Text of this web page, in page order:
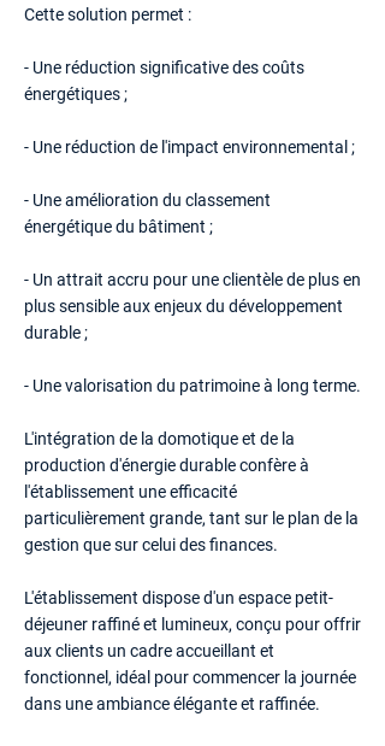
Cette solution permet :
- Une réduction significative des coûts
énergétiques ;
- Une réduction de l'impact environnemental ;
- Une amélioration du classement
énergétique du bâtiment ;
- Un attrait accru pour une clientèle de plus en
plus sensible aux enjeux du développement
durable ;
- Une valorisation du patrimoine à long terme.
L'intégration de la domotique et de la
production d'énergie durable confère à
l'établissement une efficacité
particulièrement grande, tant sur le plan de la
gestion que sur celui des finances.
L'établissement dispose d'un espace petit-
déjeuner raffiné et lumineux, conçu pour offrir
aux clients un cadre accueillant et
fonctionnel, idéal pour commencer la journée
dans une ambiance élégante et raffinée.